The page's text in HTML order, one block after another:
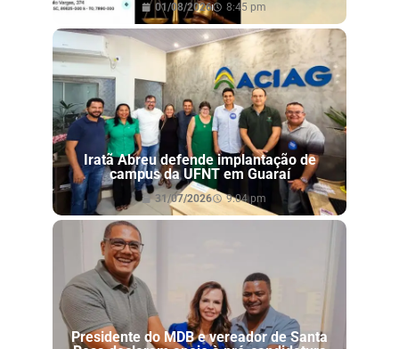
01/08/2026 8:45 pm
Iratã Abreu defende implantação de
campus da UFNT em Guaraí
31/07/2026 9:04 pm
Presidente do MDB e vereador de Santa